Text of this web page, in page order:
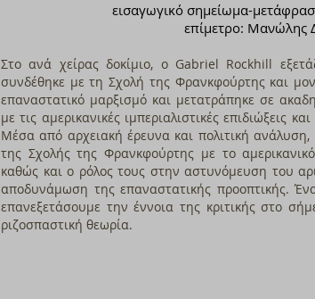
εισαγωγικό σημείωμα-
επίμετρο: Μανώλης
Στο ανά χείρας δοκίμιο, ο Gabriel Rockhill
συνδέθηκε με τη Σχολή της Φρανκφούρτης και
επαναστατικό μαρξισμό και μετατράπηκε σε
με τις αμερικανικές ιμπεριαλιστικές επιδιώξεις
Μέσα από αρχειακή έρευνα και πολιτική
της Σχολής της Φρανκφούρτης με τo
καθώς και ο ρόλος τους στην αστυνόμευση του
αποδυνάμωση της επαναστατικής προοπτικής.
επανεξετάσουμε την έννοια της κριτικής στο
ριζοσπαστική θεωρία.